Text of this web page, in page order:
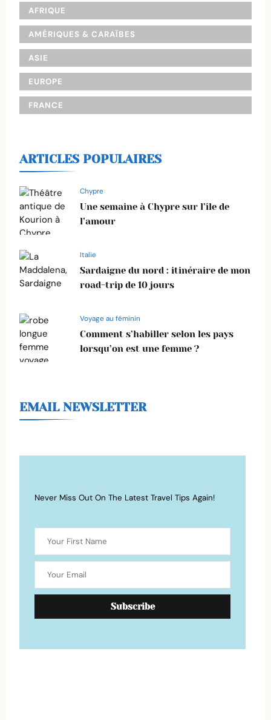
AFRIQUE
AMÉRIQUES & CARAÏBES
ASIE
EUROPE
FRANCE
ARTICLES POPULAIRES
Chypre
Une semaine à Chypre sur l’île de
l’amour
Italie
Sardaigne du nord : itinéraire de mon
road-trip de 10 jours
Voyage au féminin
Comment s’habiller selon les pays
lorsqu’on est une femme ?
EMAIL NEWSLETTER
Never Miss Out On The Latest Travel Tips Again!